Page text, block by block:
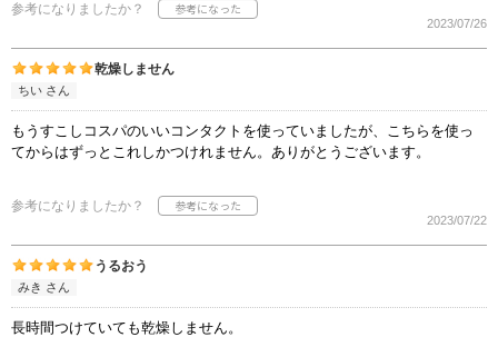
参考になりましたか？
2023/07/26
乾燥しません
ちい さん
もうすこしコスパのいいコンタクトを使っていましたが、こちらを使っ
てからはずっとこれしかつけれません。ありがとうございます。
参考になりましたか？
2023/07/22
うるおう
みき さん
長時間つけていても乾燥しません。